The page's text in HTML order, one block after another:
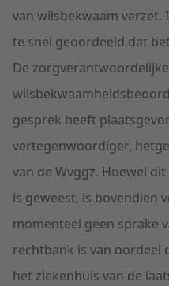
van wilsbekwaam verzet.
te snel geoordeeld dat
De
gesprek heeft
vertegenwoordiger,
van de Wvggz. Hoewel
is geweest, is bovendien
momenteel geen sprake
rechtbank is van oordeel
het ziekenhuis van de